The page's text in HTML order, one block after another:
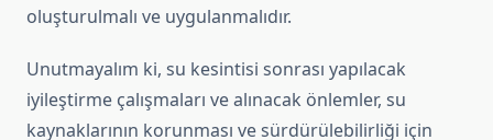
oluşturulmalı ve uygulanmalıdır.
Unutmayalım ki, su kesintisi sonrası yapılacak
iyileştirme çalışmaları ve alınacak önlemler, su
kaynaklarının korunması ve sürdürülebilirliği için